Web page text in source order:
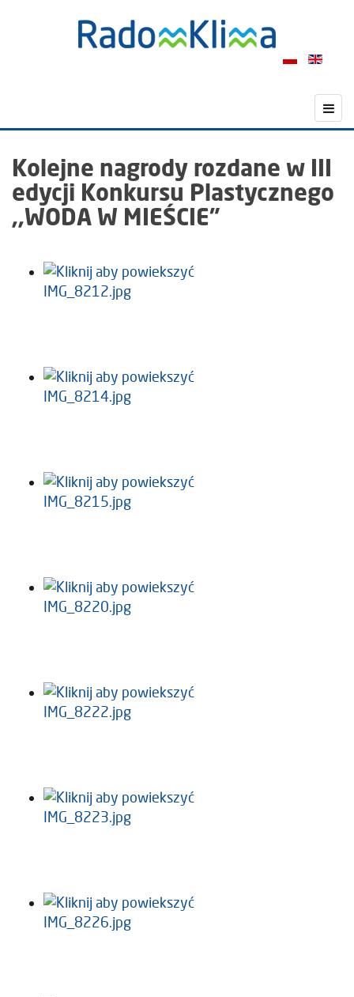
Kolejne nagrody rozdane w III
edycji Konkursu Plastycznego
,,WODA W MIEŚCIE”